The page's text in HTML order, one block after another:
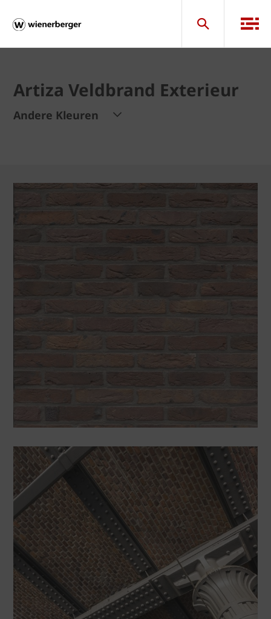
Artiza Veldbrand Exterieur
Andere Kleuren